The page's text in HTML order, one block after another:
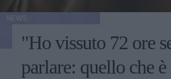
"Ho vissuto 72 ore
parlare: quello che è